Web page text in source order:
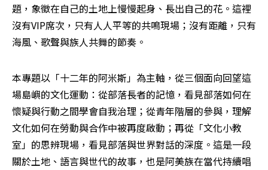
題，象徵在自己的土地上慢慢起身、長出自己的花。這裡
沒有VIP席次，只有人人平等的共鳴現場；沒有距離，只有
海風、歌聲與族人共舞的節奏。
本專題以「十二年的阿米斯」為主軸，從三個面向回望這
場島嶼的文化運動：從部落長者的記憶，看見部落如何在
懷疑與行動之間學會自我治理；從青年階層的參與，理解
文化如何在勞動與合作中被再度啟動；再從「文化小教
室」的思辨現場，看見部落與世界對話的深度。這是一段
關於土地、語言與世代的故事，也是阿美族在當代持續唱